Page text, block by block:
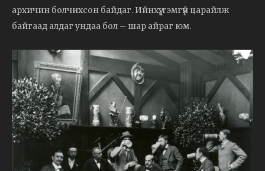
архичин болчихсон байдаг. Ийнхүү, гэмгүй царайлж
байгаад алдаг ундаа бол – шар айраг юм.